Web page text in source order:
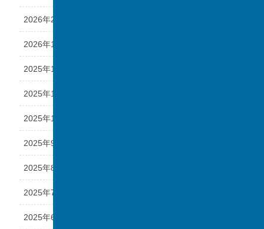
2026年2月
2026年1月
2025年12月
2025年11月
2025年10月
2025年9月
2025年8月
2025年7月
2025年6月